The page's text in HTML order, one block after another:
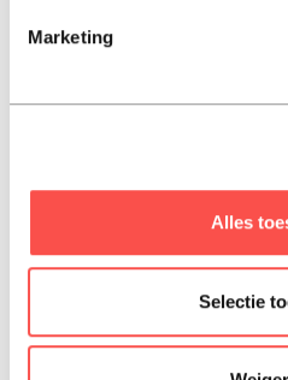
Marketing
Alles
Selectie
The Culture Map
erin meyer
€ 17,50